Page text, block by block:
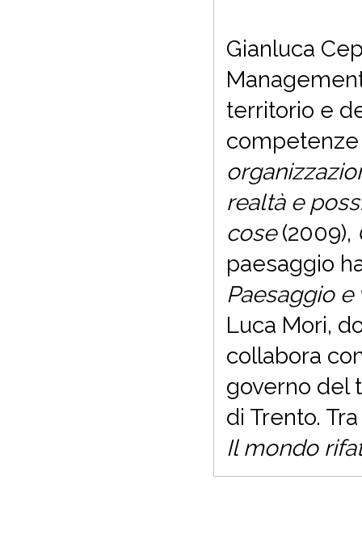
Gianluca
territorio e
realtà e
cose(2009),
paesaggio
Paesaggio e
Luca Mori,
collabora
governo del
di Trento.
Il mondo